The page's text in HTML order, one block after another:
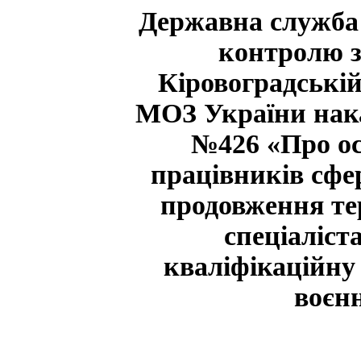
Державна служба
контролю
МОЗ України
№426 «Про
працівників
продовження
кваліфікаційну